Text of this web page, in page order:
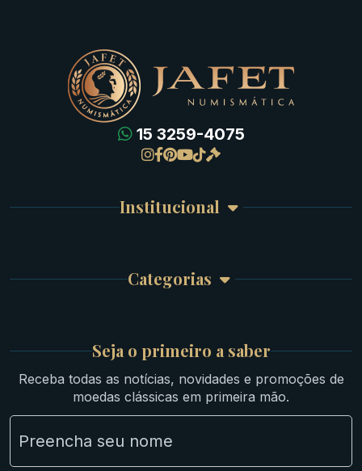
15 3259-4075
Institucional
Meus Pedidos
Carrinho de Compra
Atendimento
Categorias
Gregas
Byzantinas
Bíblicas
Ouro
Ibéricas
Lotes Grandes
Material Numismático
NGC e NNC Encapsuladas
Novidades
Seja o primeiro a saber
Receba todas as notícias, novidades e promoções de
moedas clássicas em primeira mão.